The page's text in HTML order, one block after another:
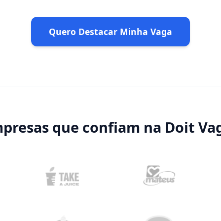
Quero Destacar Minha Vaga
que confiam na Doit